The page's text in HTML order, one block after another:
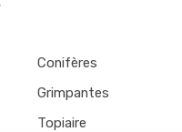
Conifères
Grimpantes
Topiaire